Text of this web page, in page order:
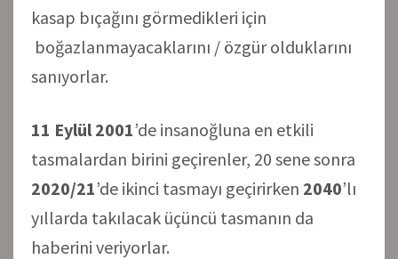
kasap bıçağını görmedikleri için
boğazlanmayacaklarını / özgür olduklarını
sanıyorlar.
11 Eylül 2001’de insanoğluna en etkili
tasmalardan birini geçirenler, 20 sene sonra
2020/21’de ikinci tasmayı geçirirken 2040’lı
yıllarda takılacak üçüncü tasmanın da
haberini veriyorlar.